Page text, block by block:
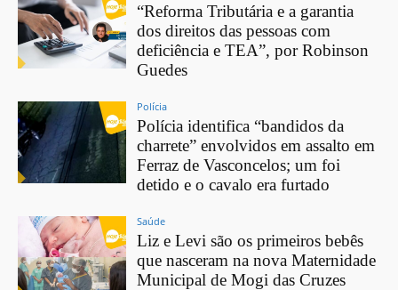
“Reforma Tributária e a garantia
dos direitos das pessoas com
deficiência e TEA”, por Robinson
Guedes
Polícia
Polícia identifica “bandidos da
charrete” envolvidos em assalto em
Ferraz de Vasconcelos; um foi
detido e o cavalo era furtado
Saúde
Liz e Levi são os primeiros bebês
que nasceram na nova Maternidade
Municipal de Mogi das Cruzes